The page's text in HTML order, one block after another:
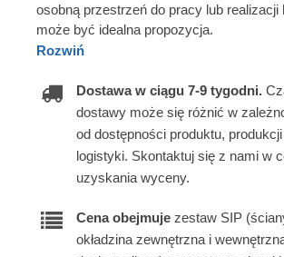
osobną przestrzeń do pracy lub realizacji
może być idealna propozycja.
Rozwiń
Dostawa w ciągu 7-9 tygodni.
dostawy może się różnić w
od dostępności produktu,
logistyki. Skontaktuj się z nami w
uzyskania wyceny.
Cena obejmuje zestaw SIP
okładzina zewnętrzna i